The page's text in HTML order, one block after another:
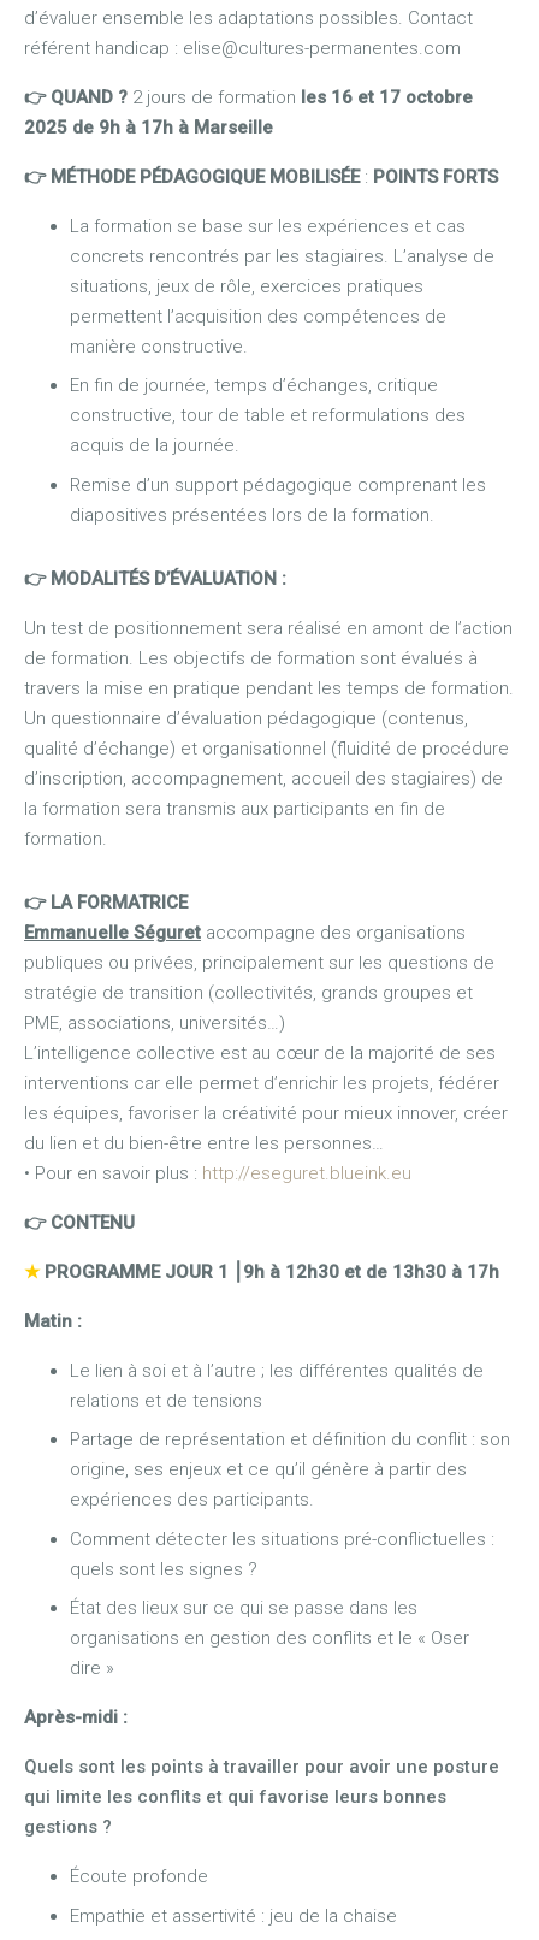
d’évaluer ensemble les adaptations possibles. Contact
référent handicap : elise@cultures-permanentes.com
👉 QUAND ? 2 jours de formation les 16 et 17 octobre
2025 de 9h à 17h à Marseille
👉 MÉTHODE PÉDAGOGIQUE MOBILISÉE : POINTS FORTS
La formation se base sur les expériences et cas
concrets rencontrés par les stagiaires. L’analyse de
situations, jeux de rôle, exercices pratiques
permettent l’acquisition des compétences de
manière constructive.
En fin de journée, temps d’échanges, critique
constructive, tour de table et reformulations des
acquis de la journée.
Remise d’un support pédagogique comprenant les
diapositives présentées lors de la formation.
👉 MODALITÉS D’ÉVALUATION :
Un test de positionnement sera réalisé en amont de l’action
de formation. Les objectifs de formation sont évalués à
travers la mise en pratique pendant les temps de formation.
Un questionnaire d’évaluation pédagogique (contenus,
qualité d’échange) et organisationnel (fluidité de procédure
d’inscription, accompagnement, accueil des stagiaires) de
la formation sera transmis aux participants en fin de
formation.
👉 LA FORMATRICE
Emmanuelle Séguret accompagne des organisations
publiques ou privées, principalement sur les questions de
stratégie de transition (collectivités, grands groupes et
PME, associations, universités…)
L’intelligence collective est au cœur de la majorité de ses
interventions car elle permet d’enrichir les projets, fédérer
les équipes, favoriser la créativité pour mieux innover, créer
du lien et du bien-être entre les personnes…
• Pour en savoir plus : http://eseguret.blueink.eu
👉 CONTENU
★PROGRAMME JOUR 1 9h à 12h30 et de 13h30 à 17h
Matin :
Le lien à soi et à l’autre ; les différentes qualités de
relations et de tensions
Partage de représentation et définition du conflit : son
origine, ses enjeux et ce qu’il génère à partir des
expériences des participants.
Comment détecter les situations pré-conflictuelles :
quels sont les signes ?
État des lieux sur ce qui se passe dans les
organisations en gestion des conflits et le « Oser
dire »
Après-midi :
Quels sont les points à travailler pour avoir une posture
qui limite les conflits et qui favorise leurs bonnes
gestions ?
Écoute profonde
Empathie et assertivité : jeu de la chaise